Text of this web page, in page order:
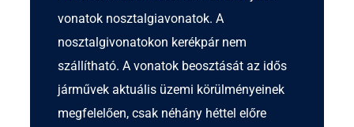
vonatok nosztalgiavonatok. A
nosztalgivonatokon kerékpár nem
szállítható. A vonatok beosztását az idős
járművek aktuális üzemi körülményeinek
megfelelően, csak néhány héttel előre